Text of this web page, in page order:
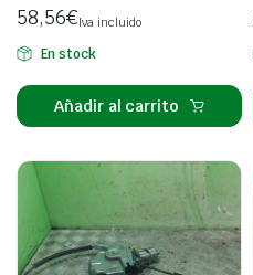
58,56€Iva incluido
En stock
Añadir al carrito